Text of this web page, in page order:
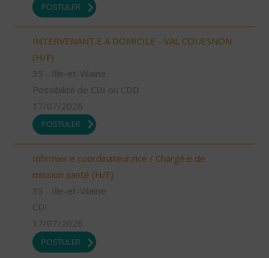
POSTULER
INTERVENANT.E A DOMICILE - VAL COUESNON
(H/F)
35 - Ille-et-Vilaine
Possibilité de CDI ou CDD
17/07/2026
POSTULER
Infirmier.e coordinateur.rice / Chargé.e de
mission santé (H/F)
35 - Ille-et-Vilaine
CDI
17/07/2026
POSTULER